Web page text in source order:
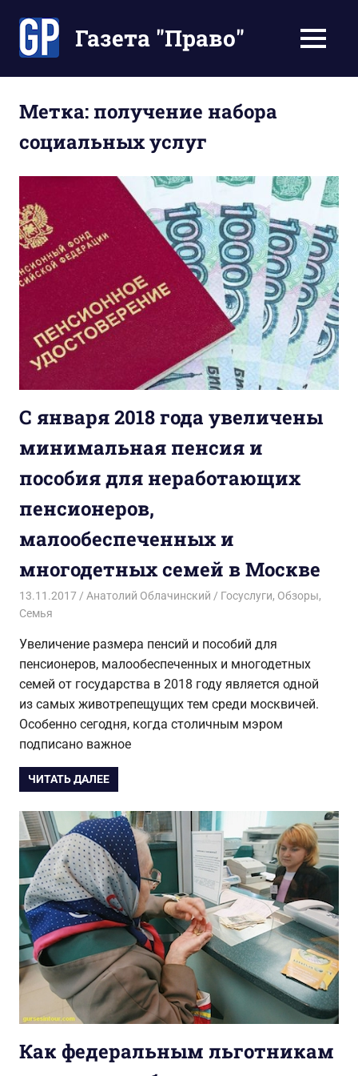
содержимомуГазета "Право"
Ваше
время
МЕНЮ
Метка: получение набора
социальных услуг
С января 2018 года увеличены
минимальная пенсия и
пособия для неработающих
пенсионеров,
малообеспеченных и
многодетных семей в Москве
13.11.2017 Анатолий Облачинский Госуслуги, Обзоры,
Семья
Увеличение размера пенсий и пособий для
пенсионеров, малообеспеченных и многодетных
семей от государства в 2018 году является одной
из самых животрепещущих тем среди москвичей.
Особенно сегодня, когда столичным мэром
подписано важное
ЧИТАТЬ ДАЛЕЕ
Как федеральным льготникам